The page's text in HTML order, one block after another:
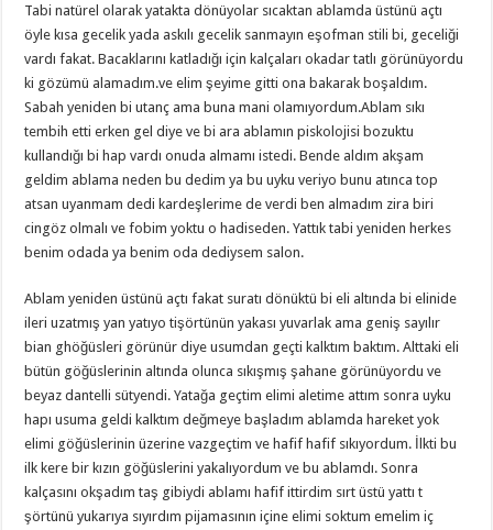
Tabi natürel olarak yatakta dönüyolar sıcaktan ablamda üstünü açtı
öyle kısa gecelik yada askılı gecelik sanmayın eşofman stili bi, geceliği
vardı fakat. Bacaklarını katladığı için kalçaları okadar tatlı görünüyordu
ki gözümü alamadım.ve elim şeyime gitti ona bakarak boşaldım.
Sabah yeniden bi utanç ama buna mani olamıyordum.Ablam sıkı
tembih etti erken gel diye ve bi ara ablamın piskolojisi bozuktu
kullandığı bi hap vardı onuda almamı istedi. Bende aldım akşam
geldim ablama neden bu dedim ya bu uyku veriyo bunu atınca top
atsan uyanmam dedi kardeşlerime de verdi ben almadım zira biri
cingöz olmalı ve fobim yoktu o hadiseden. Yattık tabi yeniden herkes
benim odada ya benim oda dediysem salon.
Ablam yeniden üstünü açtı fakat suratı dönüktü bi eli altında bi elinide
ileri uzatmış yan yatıyo tişörtünün yakası yuvarlak ama geniş sayılır
bian ghöğüsleri görünür diye usumdan geçti kalktım baktım. Alttaki eli
bütün göğüslerinin altında olunca sıkışmış şahane görünüyordu ve
beyaz dantelli sütyendi. Yatağa geçtim elimi aletime attım sonra uyku
hapı usuma geldi kalktım değmeye başladım ablamda hareket yok
elimi göğüslerinin üzerine vazgeçtim ve hafif hafif sıkıyordum. İlkti bu
ilk kere bir kızın göğüslerini yakalıyordum ve bu ablamdı. Sonra
kalçasını okşadım taş gibiydi ablamı hafif ittirdim sırt üstü yattı t
şörtünü yukarıya sıyırdım pijamasının içine elimi soktum emelim iç